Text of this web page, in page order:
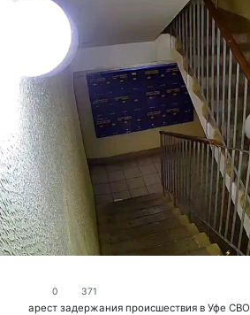
0 371
арест задержания происшествия в Уфе СВО